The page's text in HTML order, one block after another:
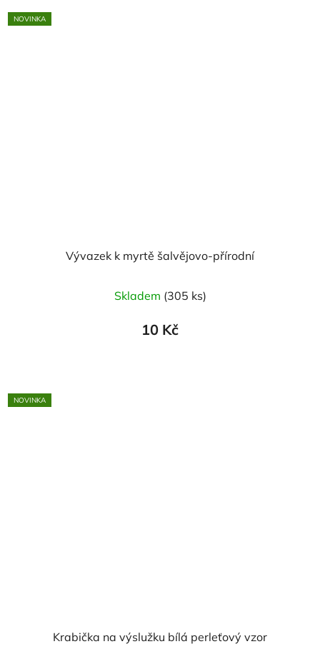
NOVINKA
Vývazek k myrtě šalvějovo-přírodní
Skladem (305 ks)
10 Kč
NOVINKA
Krabička na výslužku bílá perleťový vzor